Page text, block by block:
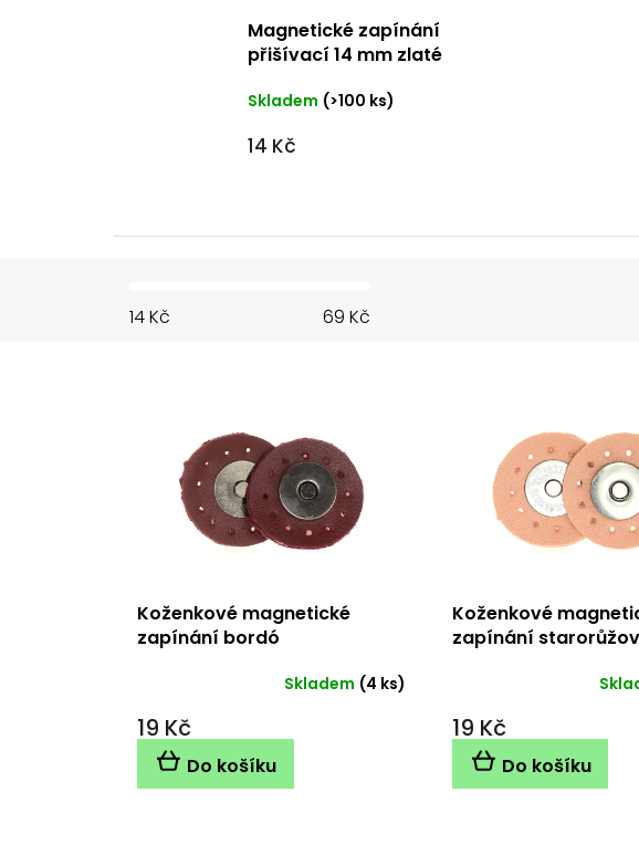
Magnetické zapínání
přišívací 14 mm zlaté
Skladem (>100 ks)
14 Kč
14Kč 69 Kč
Koženkové magnetické
zapínání bordó
Skladem (4 ks)
19 Kč
Do košíku
Koženkové
zapínání
19 Kč
Do košíku